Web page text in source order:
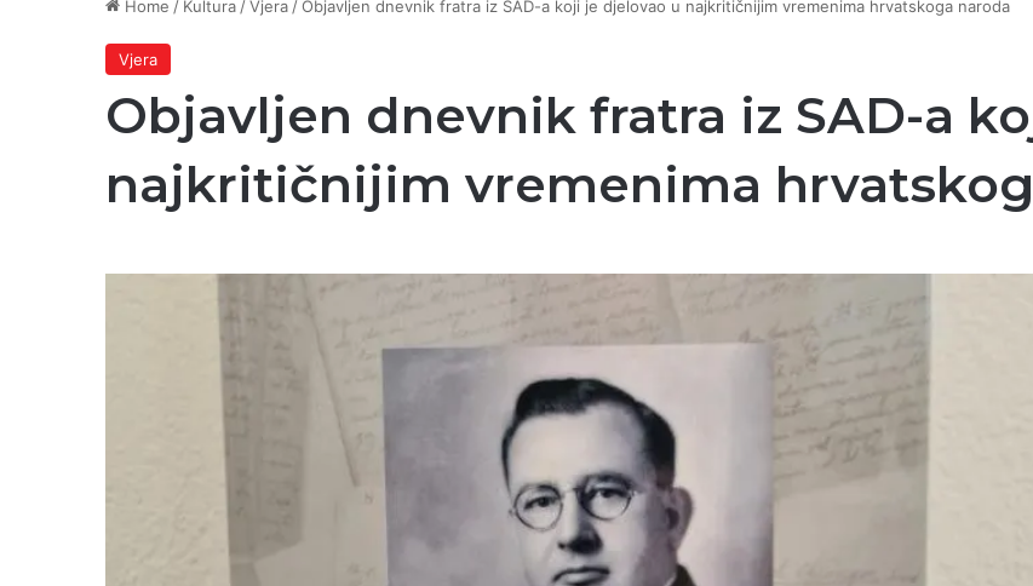
Home / Kultura /Vjera /Objavljen dnevnik fratra iz SAD-a koji je djelovao u najkritičnijim vremenima hrvatskoga naroda
Vjera
Objavljen dnevnik fratra iz SAD-a
najkritičnijim vremenima